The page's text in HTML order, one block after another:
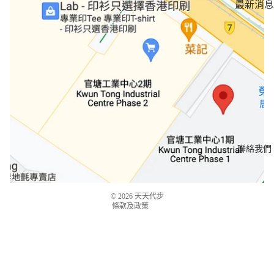
最新消息
媒體報道
客戶案例
客戶分享
名人首選
聯絡我們
© 2026 天天代步
條款及政策
聯絡資訊